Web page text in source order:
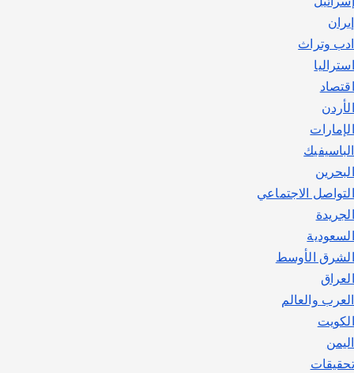
إيران
ادب وتراث
استراليا
اقتصاد
الأردن
الإمارات
الباسيفيك
البحرين
التواصل الاجتماعي
الجريدة
السعودية
الشرق الأوسط
العراق
العرب والعالم
الكويت
اليمن
تحقيقات